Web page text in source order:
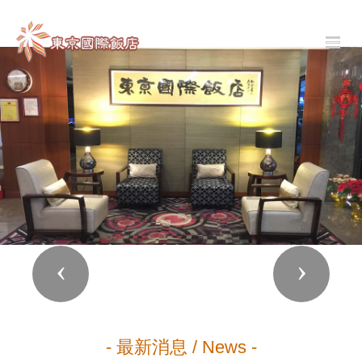
Previous Next
- 最新消息 / News -